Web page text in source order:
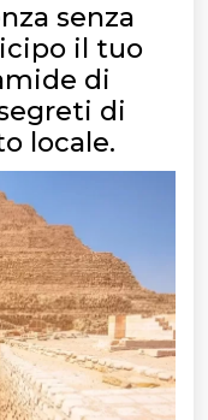
senza
il tuo
di
di
locale.